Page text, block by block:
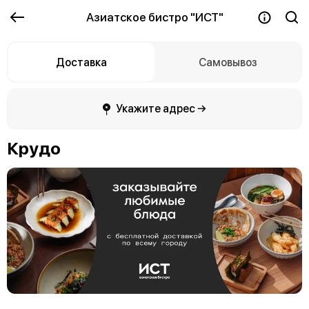
Азиатское бистро "ИСТ"
Доставка Самовывоз
Укажите адрес →
Крудо